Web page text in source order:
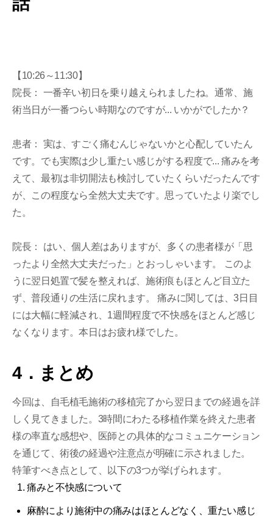
【10:26～11:30】
院長： 一番辛い初日を乗り越えられましたね。通常、施
術当日が一番つらい時期なのですが... いかがでしたか？
患者： 実は、すごく痛むんじゃないかと心配していたん
です。でも実際は少し重たい感じがする程度で... 痛みを考
えて、最初は非切開法も検討していたくらいだったんです
が、この程度なら全然大丈夫です。思っていたより楽でし
た。
院長： はい、個人差はありますが、多くの患者様が「思
ったより全然大丈夫だった」とおっしゃいます。 このよ
うに翌日処置で髪を整えれば、施術痕もほとんど目立た
ず、普段通りの生活に戻れます。 痛みに関しては、3日目
には大幅に軽減され、1週間程度で不快感をほとんど感じ
なくなります。本日はお疲れ様でした。
4．まとめ
今回は、自毛植毛施術の移植完了から翌日までの経過を詳
しく見てきました。3時間にわたる移植作業を終えた患者
様の率直な感想や、医師との具体的なコミュニケーション
を通じて、術後の経過や注意点が明確に示されました。
特筆すべき点として、以下の3つが挙げられます。
痛みと不快感について
麻酔により施術中の痛みはほとんどなく、重たい感じ